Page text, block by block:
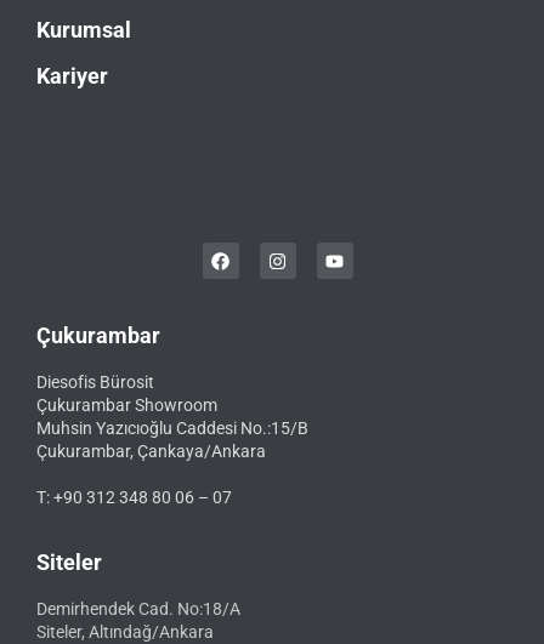
Kurumsal
Kariyer
Çukurambar
Diesofis Bürosit
Çukurambar Showroom
Muhsin Yazıcıoğlu Caddesi No.:15/B
Çukurambar, Çankaya/Ankara
T: +90 312 348 80 06 – 07
Siteler
Demirhendek Cad. No:18/A
Siteler, Altındağ/Ankara